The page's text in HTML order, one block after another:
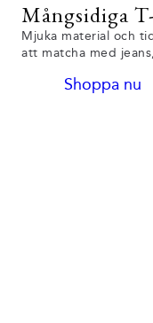
Mångsidiga
Mjuka material och
att matcha med
Shoppa nu